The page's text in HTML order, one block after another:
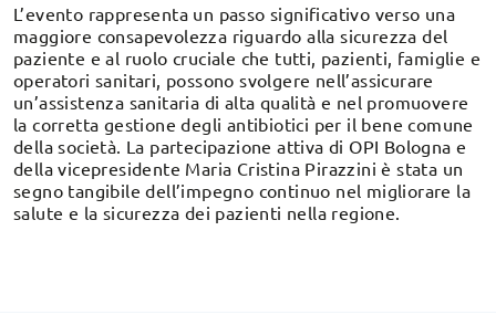
L’evento rappresenta un passo significativo verso una
maggiore consapevolezza riguardo alla sicurezza del
paziente e al ruolo cruciale che tutti, pazienti, famiglie e
operatori sanitari, possono svolgere nell’assicurare
un’assistenza sanitaria di alta qualità e nel promuovere
la corretta gestione degli antibiotici per il bene comune
della società. La partecipazione attiva di OPI Bologna e
della vicepresidente Maria Cristina Pirazzini è stata un
segno tangibile dell’impegno continuo nel migliorare la
salute e la sicurezza dei pazienti nella regione.